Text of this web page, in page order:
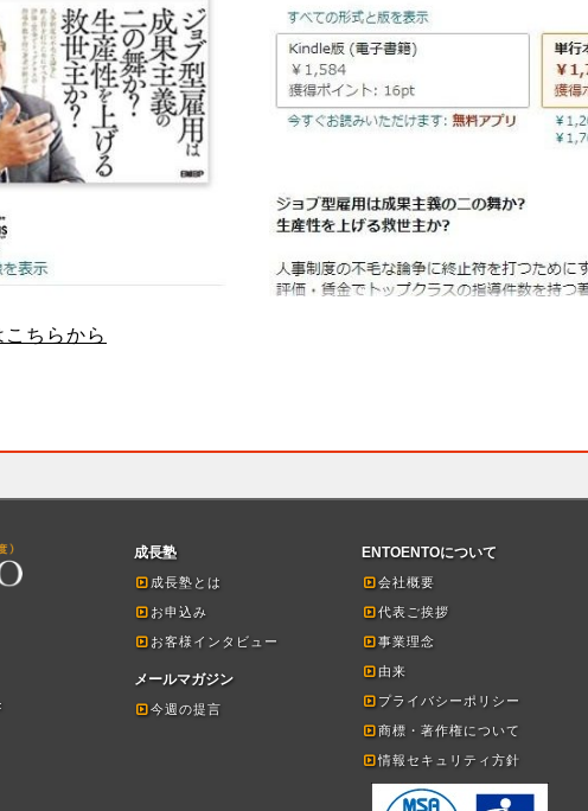
こちらから
成長塾
成長塾とは
お申込み
お客様インタビュー
メールマガジン
今週の提言
ENTOENTOについて
会社概要
代表ご挨拶
事業理念
由来
プライバシーポリシー
商標・著作権について
情報セキュリティ方針